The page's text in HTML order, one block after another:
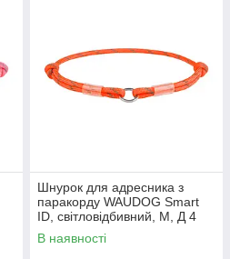
Шнурок для адресника з
паракорду WAUDOG Smart
ID, світловідбивний, M, Д 4
мм, Д 42-76 см жовтогарячий
В наявності